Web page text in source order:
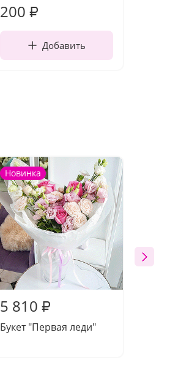
200 ₽
Добавить
Новинка
5 810 ₽
Букет "Первая леди"